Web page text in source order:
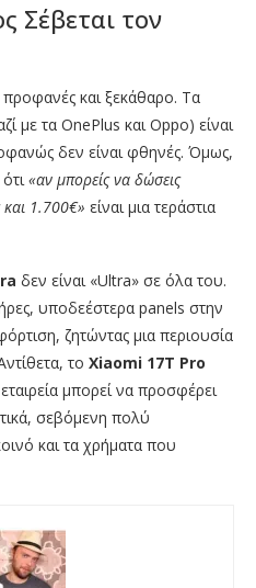
Σέβεται τον
και ξεκάθαρο. Τα
με τα OnePlus και Oppo) είναι
δεν είναι φθηνές. Όμως,
«αν μπορείς να δώσεις
και 1.700€» είναι μια τεράστια
δεν είναι «Ultra» σε όλα του.
υποδεέστερα panels στην
ζητώντας μια περιουσία
το Xiaomi 17T Pro
μπορεί να προσφέρει
σεβόμενη πολύ
και τα χρήματα που